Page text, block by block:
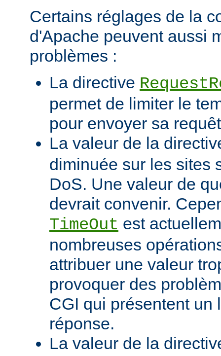
Certains réglages de la
d'Apache peuvent aussi
problèmes :
La directive
permet de limiter le
pour envoyer sa
La valeur de la
diminuée sur les sites
DoS. Une valeur de
devrait convenir.
TimeOut est
nombreuses
attribuer une valeur
provoquer des
CGI qui présentent un
réponse.
La valeur de la